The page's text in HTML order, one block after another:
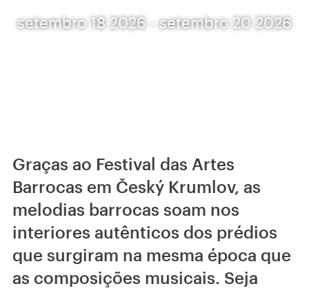
setembro 18 2026 - setembro 20 2026
Graças ao Festival das Artes
Barrocas em Český Krumlov, as
melodias barrocas soam nos
interiores autênticos dos prédios
que surgiram na mesma época que
as composições musicais. Seja